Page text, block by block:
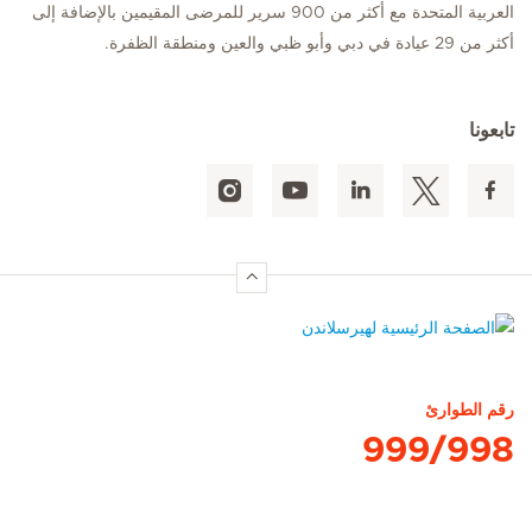
العربية المتحدة مع أكثر من 900 سرير للمرضى المقيمين بالإضافة إلى
أكثر من 29 عيادة في دبي وأبو ظبي والعين ومنطقة الظفرة.
تابعونا
رقم الطوارئ
999/998